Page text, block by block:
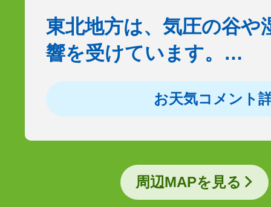
東北地方は、気圧の谷や
響を受けています。…
お天気コメント
周辺MAPを見る